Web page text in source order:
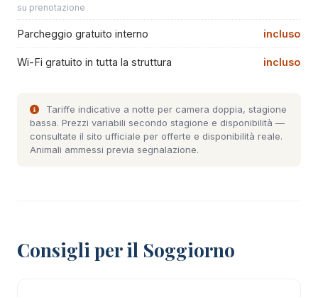
su prenotazione
Parcheggio gratuito interno incluso
Wi-Fi gratuito in tutta la struttura incluso
Tariffe indicative a notte per camera doppia, stagione
bassa. Prezzi variabili secondo stagione e disponibilità —
consultate il sito ufficiale per offerte e disponibilità reale.
Animali ammessi previa segnalazione.
Consigli per il Soggiorno